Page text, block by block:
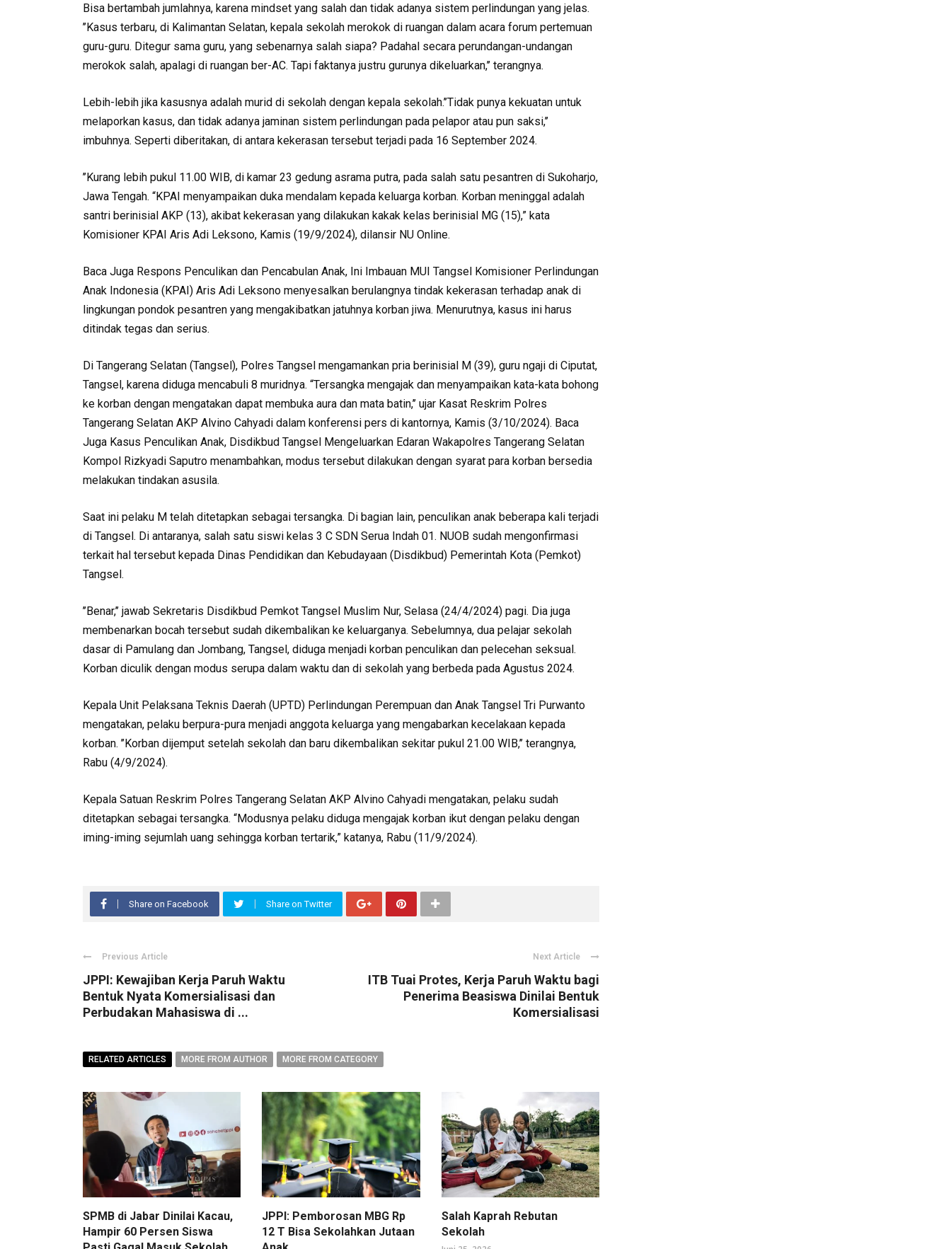
Bisa bertambah jumlahnya, karena mindset yang salah dan tidak adanya sistem perlindungan yang jelas.
’’Kasus terbaru, di Kalimantan Selatan, kepala sekolah merokok di ruangan dalam acara forum pertemuan
guru-guru. Ditegur sama guru, yang sebenarnya salah siapa? Padahal secara perundangan-undangan
merokok salah, apalagi di ruangan ber-AC. Tapi faktanya justru gurunya dikeluarkan,’’ terangnya.
Lebih-lebih jika kasusnya adalah murid di sekolah dengan kepala sekolah.’’Tidak punya kekuatan untuk
melaporkan kasus, dan tidak adanya jaminan sistem perlindungan pada pelapor atau pun saksi,’’
imbuhnya. Seperti diberitakan, di antara kekerasan tersebut terjadi pada 16 September 2024.
’’Kurang lebih pukul 11.00 WIB, di kamar 23 gedung asrama putra, pada salah satu pesantren di Sukoharjo,
Jawa Tengah. “KPAI menyampaikan duka mendalam kepada keluarga korban. Korban meninggal adalah
santri berinisial AKP (13), akibat kekerasan yang dilakukan kakak kelas berinisial MG (15),” kata
Komisioner KPAI Aris Adi Leksono, Kamis (19/9/2024), dilansir NU Online.
Baca Juga Respons Penculikan dan Pencabulan Anak, Ini Imbauan MUI Tangsel Komisioner Perlindungan
Anak Indonesia (KPAI) Aris Adi Leksono menyesalkan berulangnya tindak kekerasan terhadap anak di
lingkungan pondok pesantren yang mengakibatkan jatuhnya korban jiwa. Menurutnya, kasus ini harus
ditindak tegas dan serius.
Di Tangerang Selatan (Tangsel), Polres Tangsel mengamankan pria berinisial M (39), guru ngaji di Ciputat,
Tangsel, karena diduga mencabuli 8 muridnya. “Tersangka mengajak dan menyampaikan kata-kata bohong
ke korban dengan mengatakan dapat membuka aura dan mata batin,’’ ujar Kasat Reskrim Polres
Tangerang Selatan AKP Alvino Cahyadi dalam konferensi pers di kantornya, Kamis (3/10/2024). Baca
Juga Kasus Penculikan Anak, Disdikbud Tangsel Mengeluarkan Edaran Wakapolres Tangerang Selatan
Kompol Rizkyadi Saputro menambahkan, modus tersebut dilakukan dengan syarat para korban bersedia
melakukan tindakan asusila.
Saat ini pelaku M telah ditetapkan sebagai tersangka. Di bagian lain, penculikan anak beberapa kali terjadi
di Tangsel. Di antaranya, salah satu siswi kelas 3 C SDN Serua Indah 01. NUOB sudah mengonfirmasi
terkait hal tersebut kepada Dinas Pendidikan dan Kebudayaan (Disdikbud) Pemerintah Kota (Pemkot)
Tangsel.
’’Benar,’’ jawab Sekretaris Disdikbud Pemkot Tangsel Muslim Nur, Selasa (24/4/2024) pagi. Dia juga
membenarkan bocah tersebut sudah dikembalikan ke keluarganya. Sebelumnya, dua pelajar sekolah
dasar di Pamulang dan Jombang, Tangsel, diduga menjadi korban penculikan dan pelecehan seksual.
Korban diculik dengan modus serupa dalam waktu dan di sekolah yang berbeda pada Agustus 2024.
Kepala Unit Pelaksana Teknis Daerah (UPTD) Perlindungan Perempuan dan Anak Tangsel Tri Purwanto
mengatakan, pelaku berpura-pura menjadi anggota keluarga yang mengabarkan kecelakaan kepada
korban. ’’Korban dijemput setelah sekolah dan baru dikembalikan sekitar pukul 21.00 WIB,’’ terangnya,
Rabu (4/9/2024).
Kepala Satuan Reskrim Polres Tangerang Selatan AKP Alvino Cahyadi mengatakan, pelaku sudah
ditetapkan sebagai tersangka. “Modusnya pelaku diduga mengajak korban ikut dengan pelaku dengan
iming-iming sejumlah uang sehingga korban tertarik,” katanya, Rabu (11/9/2024).
Share on Facebook Share on Twitter
Previous Article
JPPI: Kewajiban Kerja Paruh Waktu
Bentuk Nyata Komersialisasi dan
Perbudakan Mahasiswa di ...
Next Article
ITB Tuai Protes, Kerja Paruh Waktu bagi
Penerima Beasiswa Dinilai Bentuk
Komersialisasi
RELATED ARTICLES MORE FROM AUTHOR MORE FROM CATEGORY
SPMB di Jabar Dinilai Kacau,
Hampir 60 Persen Siswa
JPPI: Pemborosan MBG Rp
12 T Bisa Sekolahkan Jutaan
Salah Kaprah Rebutan
Sekolah